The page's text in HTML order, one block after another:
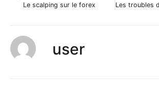
Le scalping sur le forex
user